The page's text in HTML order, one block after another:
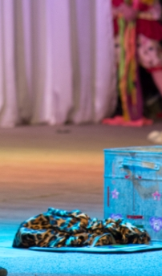
культуры с.
«Культурно-
работники
и
с. Делакеу,
культуры
Красное,
культуры